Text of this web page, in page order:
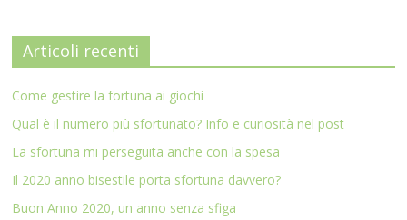
Articoli recenti
Come gestire la fortuna ai giochi
Qual è il numero più sfortunato? Info e curiosità nel post
La sfortuna mi perseguita anche con la spesa
Il 2020 anno bisestile porta sfortuna davvero?
Buon Anno 2020, un anno senza sfiga